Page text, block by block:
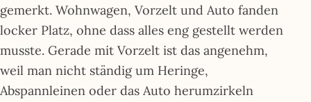
gemerkt. Wohnwagen, Vorzelt und Auto fanden
locker Platz, ohne dass alles eng gestellt werden
musste. Gerade mit Vorzelt ist das angenehm,
weil man nicht ständig um Heringe,
Abspannleinen oder das Auto herumzirkeln